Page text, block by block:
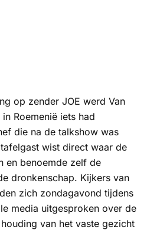
op zender JOE werd Van
Roemenië iets had
die na de talkshow was
wist direct waar de
en benoemde zelf de
dronkenschap. Kijkers van
zich zondagavond tijdens
media uitgesproken over de
van het vaste gezicht